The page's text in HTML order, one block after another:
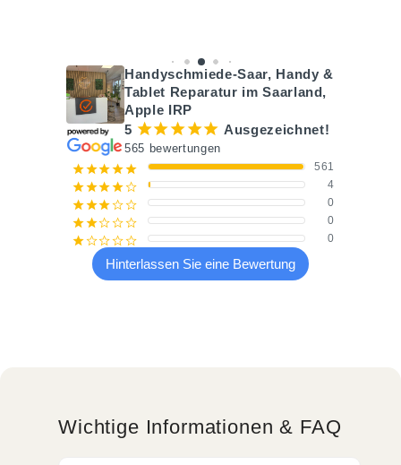
Handyschmiede-Saar, Handy &
Tablet Reparatur im Saarland,
Apple IRP
5 ¡¡¡¡¡ Ausgezeichnet!
565 bewertungen
¡¡¡¡¡ 561
¡¡¡¡¢ 4
¡¡¡¢¢ 0
¡¡¢¢¢ 0
¡¢¢¢¢ 0
Hinterlassen Sie eine Bewertung
Wichtige Informationen & FAQ